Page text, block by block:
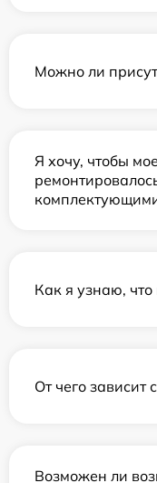
Можно ли
Я хочу, чтобы
Как я узнаю, что
От чего зависит
Возможен ли